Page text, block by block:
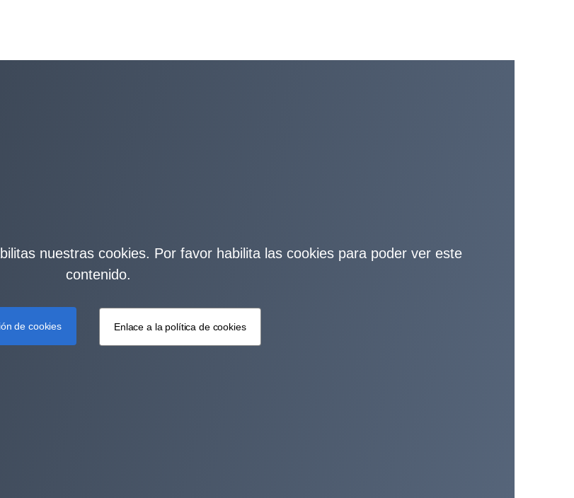
nuestras cookies. Por favor habilita las cookies para poder ver este
contenido.
de cookies Enlace a la política de cookies